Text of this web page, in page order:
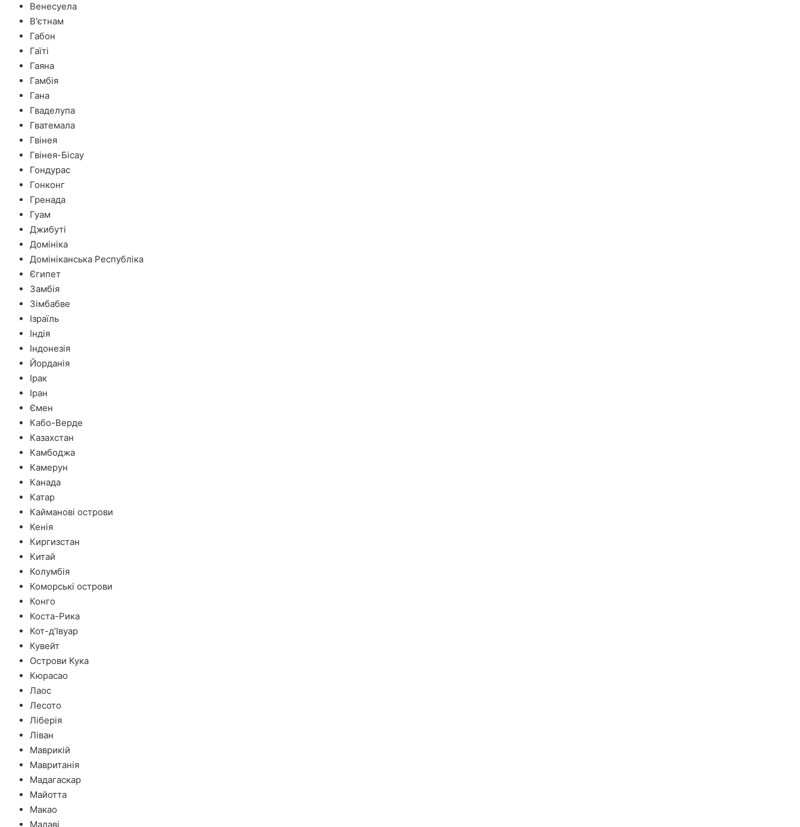
Венесуела
В'єтнам
Габон
Гаїті
Гаяна
Гамбія
Гана
Гваделупа
Гватемала
Гвінея
Гвінея-Бісау
Гондурас
Гонконг
Гренада
Гуам
Джибуті
Домініка
Домініканська Республіка
Єгипет
Замбія
Зімбабве
Ізраїль
Індія
Індонезія
Йорданія
Ірак
Іран
Ємен
Кабо-Верде
Казахстан
Камбоджа
Камерун
Канада
Катар
Кайманові острови
Кенія
Киргизстан
Китай
Колумбія
Коморські острови
Конго
Коста-Рика
Кот-д’Івуар
Кувейт
Острови Кука
Кюрасао
Лаос
Лесото
Ліберія
Ліван
Маврикій
Мавританія
Мадагаскар
Майотта
Макао
Малаві